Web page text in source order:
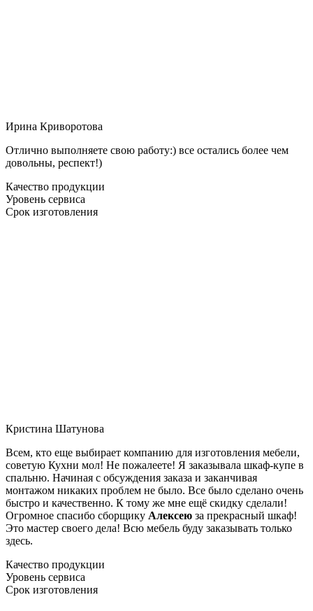
Ирина Криворотова
Отлично выполняете свою работу:) все остались более чем
довольны, респект!)
Качество продукции
Уровень сервиса
Срок изготовления
Кристина Шатунова
Всем, кто еще выбирает компанию для изготовления мебели,
советую Кухни мол! Не пожалеете! Я заказывала шкаф-купе в
спальню. Начиная с обсуждения заказа и заканчивая
монтажом никаких проблем не было. Все было сделано очень
быстро и качественно. К тому же мне ещё скидку сделали!
Огромное спасибо сборщику Алексею за прекрасный шкаф!
Это мастер своего дела! Всю мебель буду заказывать только
здесь.
Качество продукции
Уровень сервиса
Срок изготовления